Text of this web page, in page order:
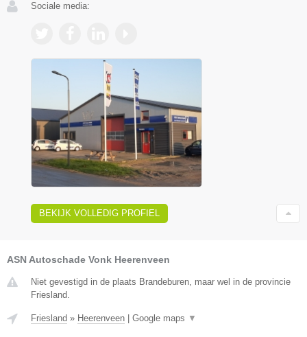
Sociale media:
BEKIJK VOLLEDIG PROFIEL
ASN Autoschade Vonk Heerenveen
Niet gevestigd in de plaats Brandeburen, maar wel in de provincie
Friesland.
Friesland » Heerenveen | Google maps ▼